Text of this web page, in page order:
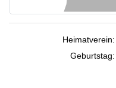
Heimatverein:
Geburtstag: